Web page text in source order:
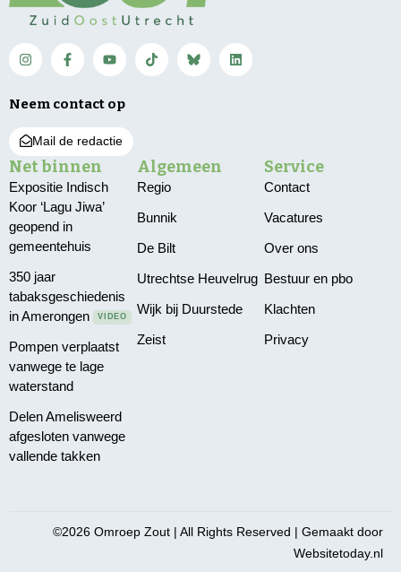
Neem contact op
Mail de redactie
Net binnen
Expositie Indisch
Koor ‘Lagu Jiwa’
geopend in
gemeentehuis
350 jaar
tabaksgeschiedenis
in Amerongen
VIDEO
Pompen verplaatst
vanwege te lage
waterstand
Delen Amelisweerd
afgesloten vanwege
vallende takken
Algemeen
Regio
Bunnik
De Bilt
Utrechtse Heuvelrug
Wijk bij Duurstede
Zeist
Service
Contact
Vacatures
Over ons
Bestuur en pbo
Klachten
Privacy
©2026 Omroep Zout | All Rights Reserved | Gemaakt door
Websitetoday.nl